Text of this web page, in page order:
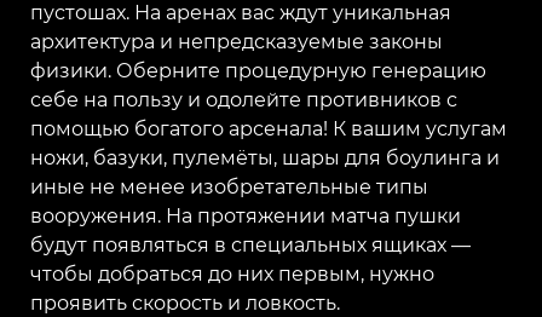
пустошах. На аренах вас ждут уникальная
архитектура и непредсказуемые законы
физики. Оберните процедурную генерацию
себе на пользу и одолейте противников с
помощью богатого арсенала! К вашим услугам
ножи, базуки, пулемёты, шары для боулинга и
иные не менее изобретательные типы
вооружения. На протяжении матча пушки
будут появляться в специальных ящиках —
чтобы добраться до них первым, нужно
проявить скорость и ловкость.